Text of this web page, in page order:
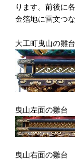
ります。前後に
金箔地に雷文つ
大工町曳山の雛
曳山左面の雛台
曳山右面の雛台